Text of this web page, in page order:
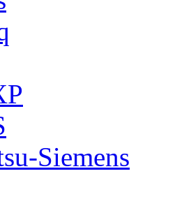
Siemens